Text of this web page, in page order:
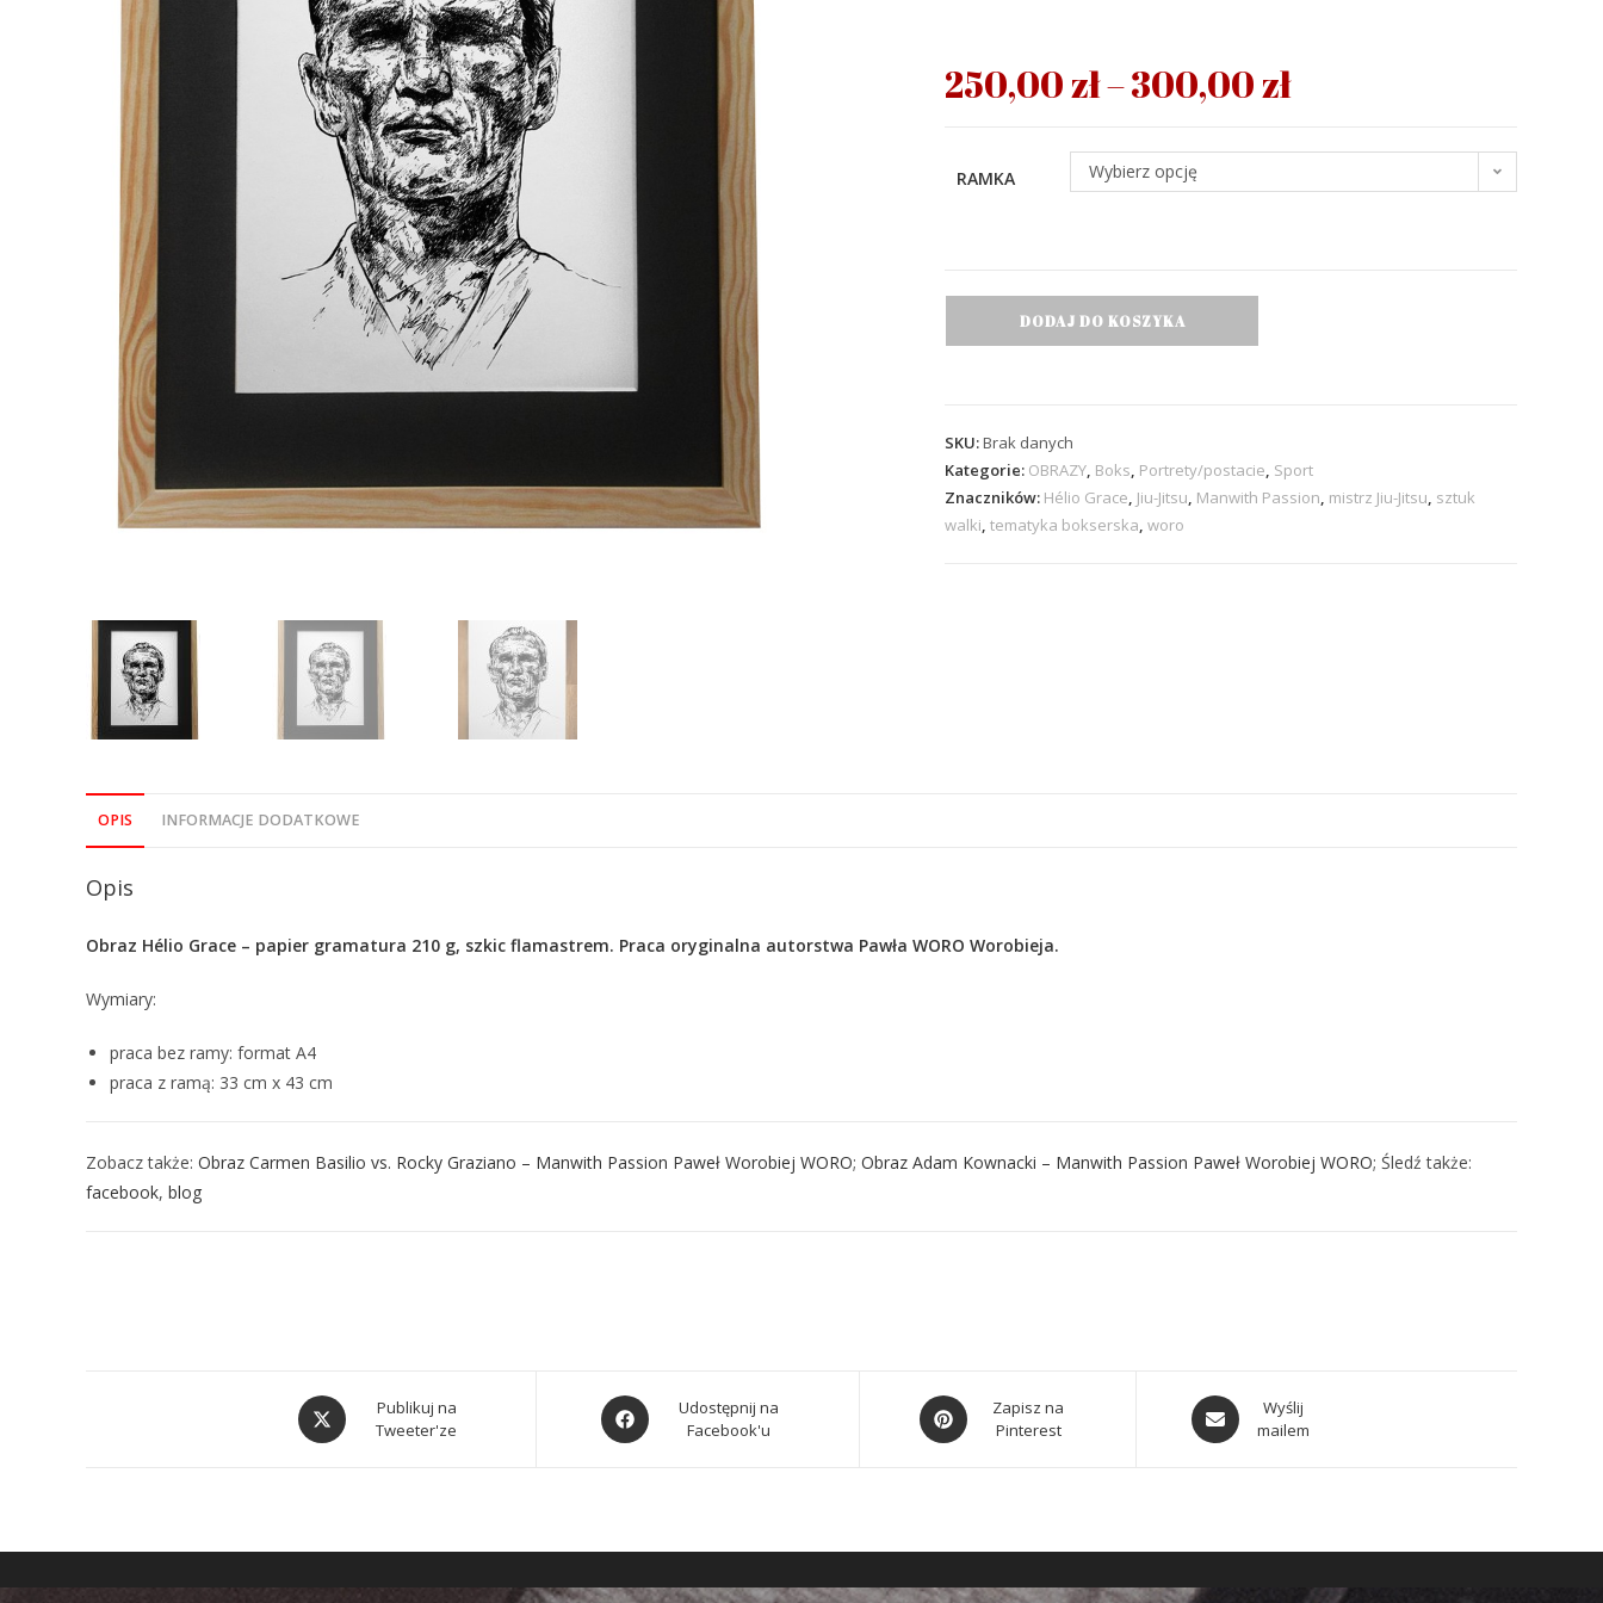
250,00zł–300,00zł
RAMKA Wybierz opcję
DODAJ DO KOSZYKA
SKU:Brak danych
Kategorie: OBRAZY, Boks, Portrety/postacie, Sport
Znaczników: Hélio Grace, Jiu-Jitsu, Manwith Passion, mistrz Jiu-Jitsu, sztuk
walki, tematyka bokserska, woro
OPIS INFORMACJE DODATKOWE
Opis
Obraz Hélio Grace – papier gramatura 210 g, szkic flamastrem. Praca oryginalna autorstwa Pawła WORO Worobieja.
Wymiary:
praca bez ramy: format A4
praca z ramą: 33 cm x 43 cm
Zobacz także: Obraz Carmen Basilio vs. Rocky Graziano – Manwith Passion Paweł Worobiej WORO; Obraz Adam Kownacki – Manwith Passion Paweł Worobiej WORO; Śledź także:
facebook, blog
Publikuj na
Tweeter'ze
Udostępnij na
Facebook'u
Zapisz na
Pinterest
Wyślij
mailem